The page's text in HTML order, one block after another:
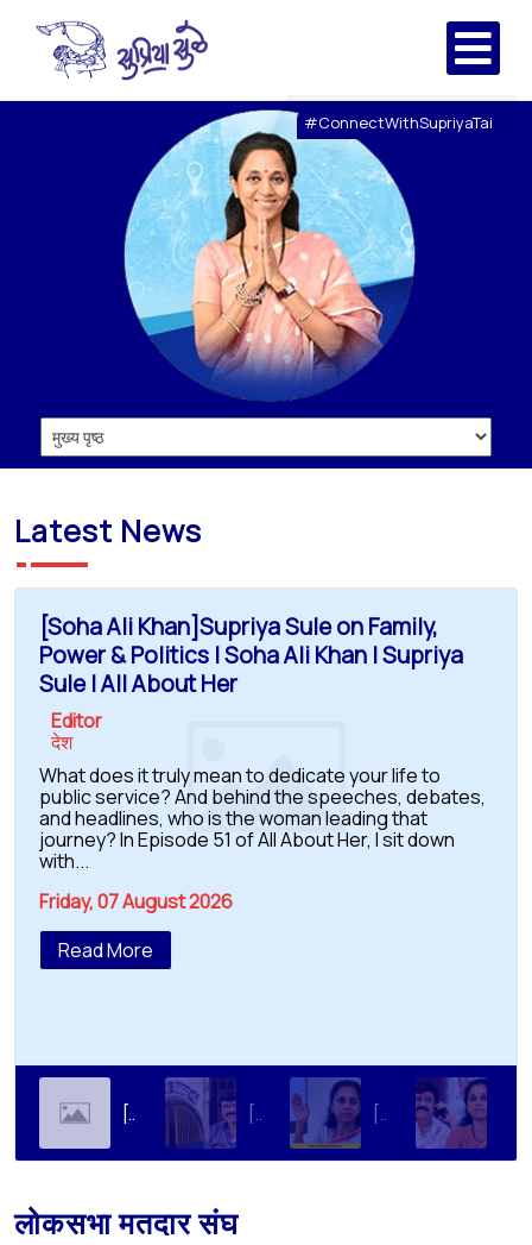
#ConnectWithSupriyaTai
Latest News
[Soha Ali Khan]Supriya Sule on Family,
Power & Politics | Soha Ali Khan | Supriya
Sule | All About Her
Editor
देश
What does it truly mean to dedicate your life to
public service? And behind the speeches, debates,
and headlines, who is the woman leading that
journey? In Episode 51 of All About Her, I sit down
with...
Friday, 07 August 2026
Read More
[Soha Ali Khan]Supriya Sule on Family, Power & Politics | Soha Ali Khan | Supriya Sule | All About Her [Loksatta]संतोष देशमुख हत्या प्रकरण : वाल्मिक कराडची रवानगी नागपूर कारागृहात करण्याची सुप्रिया सुळेंची मागणी [Dainik Prabhat]‘वाल्मिक कराडला बीड कारागृहातून नागपूरला हलवा’; सुप्रिया सुळेंची मुख्यमंत्र्यांकडे मोठी मागणी
लोकसभा मतदार संघ